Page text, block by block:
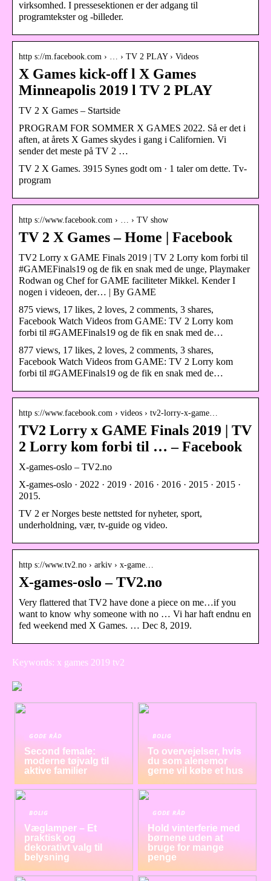
virksomhed. I pressesektionen er der adgang til
programtekster og -billeder.
http s://m.facebook.com › … › TV 2 PLAY › Videos
X Games kick-off l X Games
Minneapolis 2019 l TV 2 PLAY
TV 2 X Games – Startside
PROGRAM FOR SOMMER X GAMES 2022. Så er det i
aften, at årets X Games skydes i gang i Californien. Vi
sender det meste på TV 2 …
TV 2 X Games. 3915 Synes godt om · 1 taler om dette. Tv-
program
http s://www.facebook.com › … › TV show
TV 2 X Games – Home | Facebook
TV2 Lorry x GAME Finals 2019 | TV 2 Lorry kom forbi til
#GAMEFinals19 og de fik en snak med de unge, Playmaker
Rodwan og Chef for GAME faciliteter Mikkel. Kender I
nogen i videoen, der… | By GAME
875 views, 17 likes, 2 loves, 2 comments, 3 shares,
Facebook Watch Videos from GAME: TV 2 Lorry kom
forbi til #GAMEFinals19 og de fik en snak med de…
877 views, 17 likes, 2 loves, 2 comments, 3 shares,
Facebook Watch Videos from GAME: TV 2 Lorry kom
forbi til #GAMEFinals19 og de fik en snak med de…
http s://www.facebook.com › videos › tv2-lorry-x-game…
TV2 Lorry x GAME Finals 2019 | TV
2 Lorry kom forbi til … – Facebook
X-games-oslo – TV2.no
X-games-oslo · 2022 · 2019 · 2016 · 2016 · 2015 · 2015 ·
2015.
TV 2 er Norges beste nettsted for nyheter, sport,
underholdning, vær, tv-guide og video.
http s://www.tv2.no › arkiv › x-game…
X-games-oslo – TV2.no
Very flattered that TV2 have done a piece on me…if you
want to know why someone with no … Vi har haft endnu en
fed weekend med X Games. … Dec 8, 2019.
Keywords: x games 2019 tv2
GODE RÅD
Second female:
moderne tøjvalg til
aktive familier
BOLIG
To overvejelser, hvis
du som alenemor
gerne vil købe et hus
BOLIG
Væglamper – Et
praktisk og
dekorativt valg til
belysning
GODE RÅD
Hold vinterferie med
børnene uden at
bruge for mange
penge